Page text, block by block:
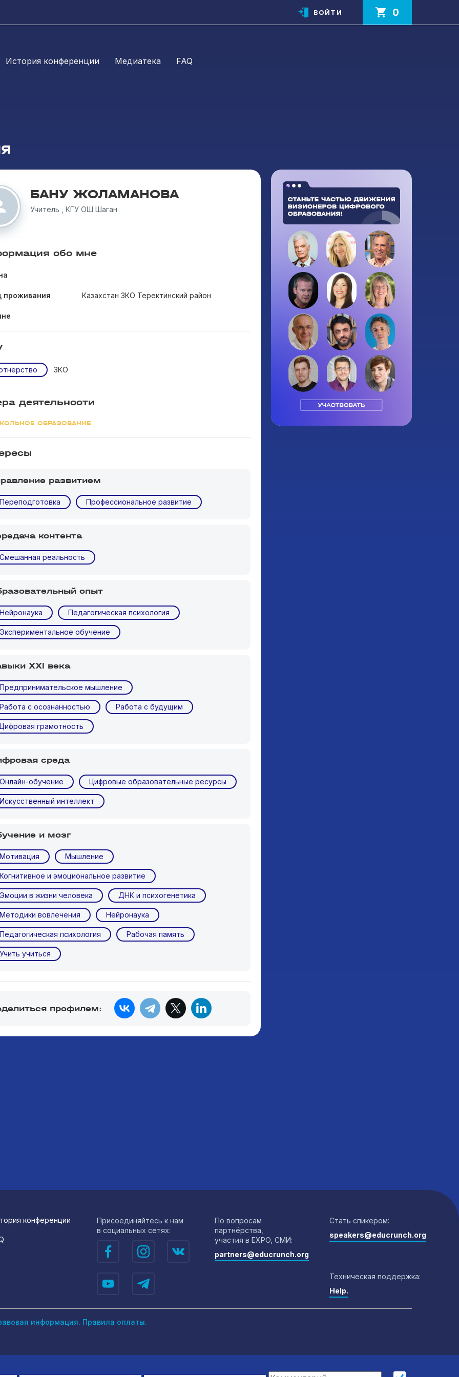
ВОЙТИ 0
История конференции Медиатека FAQ
БАНУ ЖОЛАМАНОВА
Учитель , КГУ ОШ Шаган
обо мне
проживания Казахстан ЗКО Теректинский район
ЗКО
деятельности
ОБРАЗОВАНИЕ
развитием
Переподготовка Профессиональное развитие
контента
Смешанная реальность
опыт
Нейронаука Педагогическая психология
Экспериментальное обучение
XXI века
Предпринимательское мышление
Работа с осознанностью Работа с будущим
Цифровая грамотность
среда
Онлайн-обучение Цифровые образовательные ресурсы
Искусственный интеллект
и мозг
Мотивация Мышление
Когнитивное и эмоциональное развитие
Эмоции в жизни человека ДНК и психогенетика
Методики вовлечения Нейронаука
Педагогическая психология Рабочая память
Учить учиться
профилем:
конференции
Присоединяйтесь к нам
в социальных сетях:
По вопросам
партнёрства,
участия в EXPO, СМИ:
partners@educrunch.org
Стать спикером:
speakers@educrunch.org
Техническая поддержка:
Help.
информация. Правила оплаты.